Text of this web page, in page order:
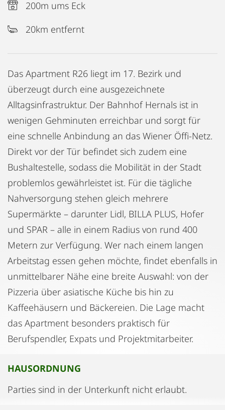
200m ums Eck
20km entfernt
Das Apartment R26 liegt im 17. Bezirk und
überzeugt durch eine ausgezeichnete
Alltagsinfrastruktur. Der Bahnhof Hernals ist in
wenigen Gehminuten erreichbar und sorgt für
eine schnelle Anbindung an das Wiener Öffi-Netz.
Direkt vor der Tür befindet sich zudem eine
Bushaltestelle, sodass die Mobilität in der Stadt
problemlos gewährleistet ist. Für die tägliche
Nahversorgung stehen gleich mehrere
Supermärkte – darunter Lidl, BILLA PLUS, Hofer
und SPAR – alle in einem Radius von rund 400
Metern zur Verfügung. Wer nach einem langen
Arbeitstag essen gehen möchte, findet ebenfalls in
unmittelbarer Nähe eine breite Auswahl: von der
Pizzeria über asiatische Küche bis hin zu
Kaffeehäusern und Bäckereien. Die Lage macht
das Apartment besonders praktisch für
Berufspendler, Expats und Projektmitarbeiter.
HAUSORDNUNG
Parties sind in der Unterkunft nicht erlaubt.